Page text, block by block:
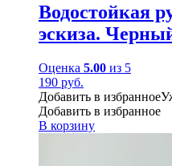
Водостойкая
эскиза.
Оценка 5.00 из 5
190 руб.
Добавить в избранное
Добавить в избранное
В корзину